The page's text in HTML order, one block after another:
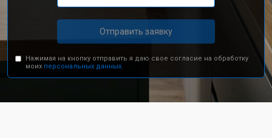
Отправить заявку
Нажимая на кнопку отправить я даю свое согласие на обработку
моих персональных данных.